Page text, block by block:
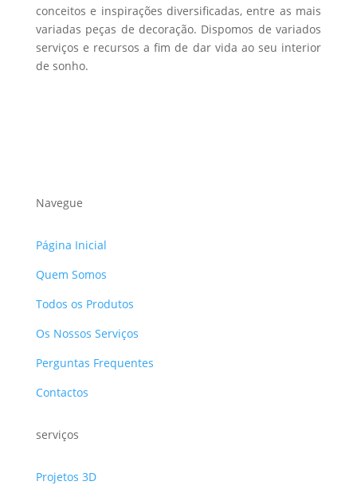
conceitos e inspirações diversificadas, entre as mais
variadas peças de decoração. Dispomos de variados
serviços e recursos a fim de dar vida ao seu interior
de sonho.
Navegue
Página Inicial
Quem Somos
Todos os Produtos
Os Nossos Serviços
Perguntas Frequentes
Contactos
serviços
Projetos 3D